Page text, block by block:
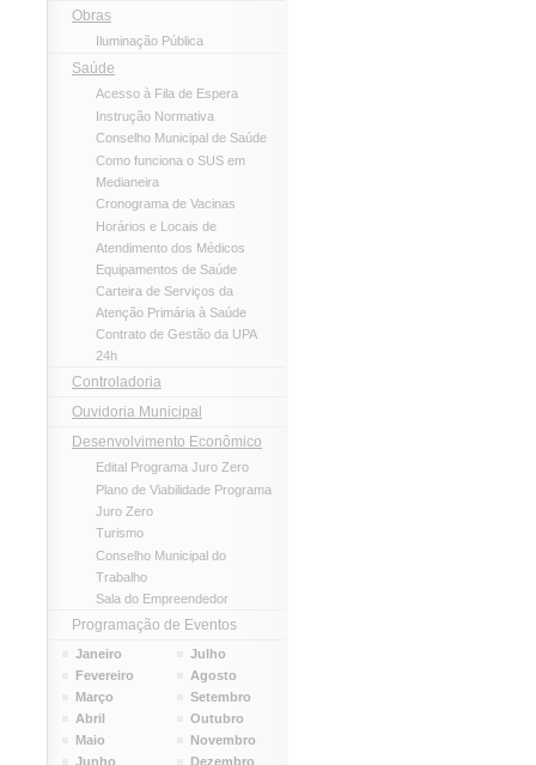
Obras
Iluminação Pública
Saúde
Acesso à Fila de Espera
Instrução Normativa
Conselho Municipal de Saúde
Como funciona o SUS em
Medianeira
Cronograma de Vacinas
Horários e Locais de
Atendimento dos Médicos
Equipamentos de Saúde
Carteira de Serviços da
Atenção Primária à Saúde
Contrato de Gestão da UPA
24h
Controladoria
Ouvidoria Municipal
Desenvolvimento Econômico
Edital Programa Juro Zero
Plano de Viabilidade Programa
Juro Zero
Turismo
Conselho Municipal do
Trabalho
Sala do Empreendedor
Programação de Eventos
Janeiro
Fevereiro
Março
Abril
Maio
Junho
Julho
Agosto
Setembro
Outubro
Novembro
Dezembro